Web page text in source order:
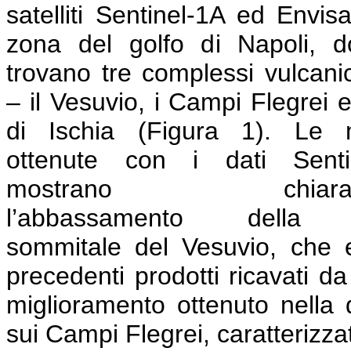
satelliti Sentinel-1A ed
zona del golfo di Napoli,
trovano tre complessi
– il Vesuvio, i Campi Flegrei
di Ischia (Figura 1). Le
ottenute con i dati
mostrano
l’abbassamento della
sommitale del Vesuvio,
precedenti prodotti ricavati
miglioramento ottenuto
sui Campi Flegrei,